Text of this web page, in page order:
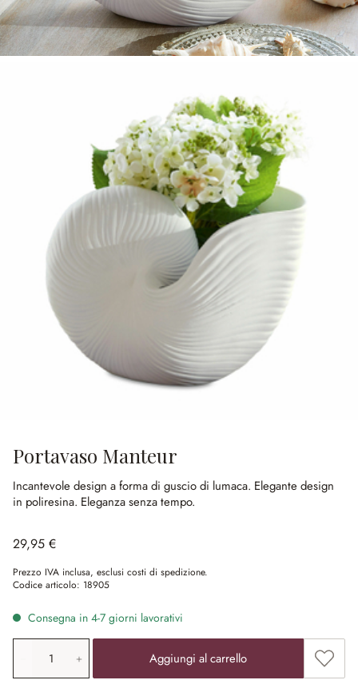
Portavaso Manteur
Incantevole design a forma di guscio di lumaca. Elegante design
in poliresina. Eleganza senza tempo.
29,95 €
Prezzo IVA inclusa, esclusi costi di spedizione.
Codice articolo: 18905
Consegna in 4-7 giorni lavorativi
Quantità prodotto: inserisci il valore desiderato o
Aggiungi al carrello